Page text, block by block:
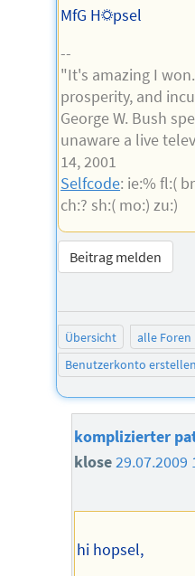
MfG H☼psel
--
"It's amazing I
prosperity, and
George W. Bush
unaware a live
14, 2001
Selfcode: ie:% fl:(
ch:? sh:( mo:) zu:)
Beitrag melden
Übersicht alle Foren
Benutzerkonto erstellen
komplizierter
klose29.07.2009
hi hopsel,